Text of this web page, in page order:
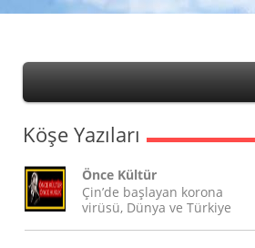
Köşe Yazıları
Önce Kültür
Çin’de başlayan korona
virüsü, Dünya ve Türkiye